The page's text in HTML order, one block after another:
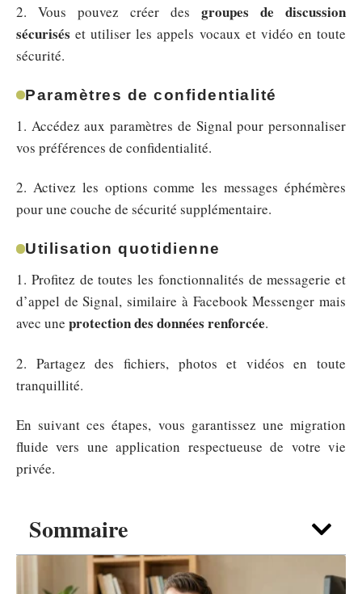
Sommaire
2. Vous pouvez créer des groupes de discussion
sécurisés et utiliser les appels vocaux et vidéo en toute
sécurité.
Paramètres de confidentialité
1. Accédez aux paramètres de Signal pour personnaliser
vos préférences de confidentialité.
2. Activez les options comme les messages éphémères
pour une couche de sécurité supplémentaire.
Utilisation quotidienne
1. Profitez de toutes les fonctionnalités de messagerie et
d’appel de Signal, similaire à Facebook Messenger mais
avec une protection des données renforcée.
2. Partagez des fichiers, photos et vidéos en toute
tranquillité.
En suivant ces étapes, vous garantissez une migration
fluide vers une application respectueuse de votre vie
privée.